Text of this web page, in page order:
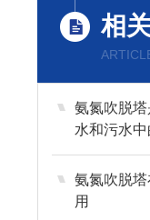
相
氨氮吹脱
水和污水
备
氨氮吹脱
用